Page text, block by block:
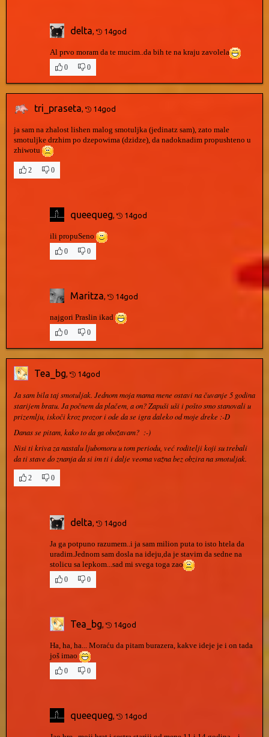
delta 14god
Al prvo moram da te mucim..da bih te na kraju zavolela
0
0
tri_praseta 14god
ja sam na zhalost lishen malog smotuljka (jedinatz sam), zato male
smotuljke drzhim po dzepowima (dzidze), da nadoknadim propushteno u
zhiwotu
2 0
queequeg 14god
ili propuSeno
0
0
Maritza 14god
najgori Praslin ikad
0
0
Tea_bg 14god
Ja sam bila taj smotuljak. Jednom moja mama mene ostavi na čuvanje 5 godina
starijem bratu. Ja počnem da plačem, a on? Zapuši uši i pošto smo stanovali u
prizemlju, iskoči kroz prozor i ode da se igra daleko od moje dreke :-D
Danas se pitam, kako to da ga obožavam? :-)
Nisi ti kriva za nastalu ljubomoru u tom periodu, već roditelji koji su trebali
da ti stave do znanja da si im ti i dalje veoma važna bez obzira na smotuljak.
2 0
delta 14god
Ja ga potpuno razumem..i ja sam milion puta to isto htela da
uradim.Jednom sam dosla na ideju,da je stavim da sedne na
stolicu sa lepkom...sad mi svega toga zao
0
0
Tea_bg 14god
Ha, ha, ha... Moraću da pitam burazera, kakve ideje je i on tada
još imao
0
0
queequeg 14god